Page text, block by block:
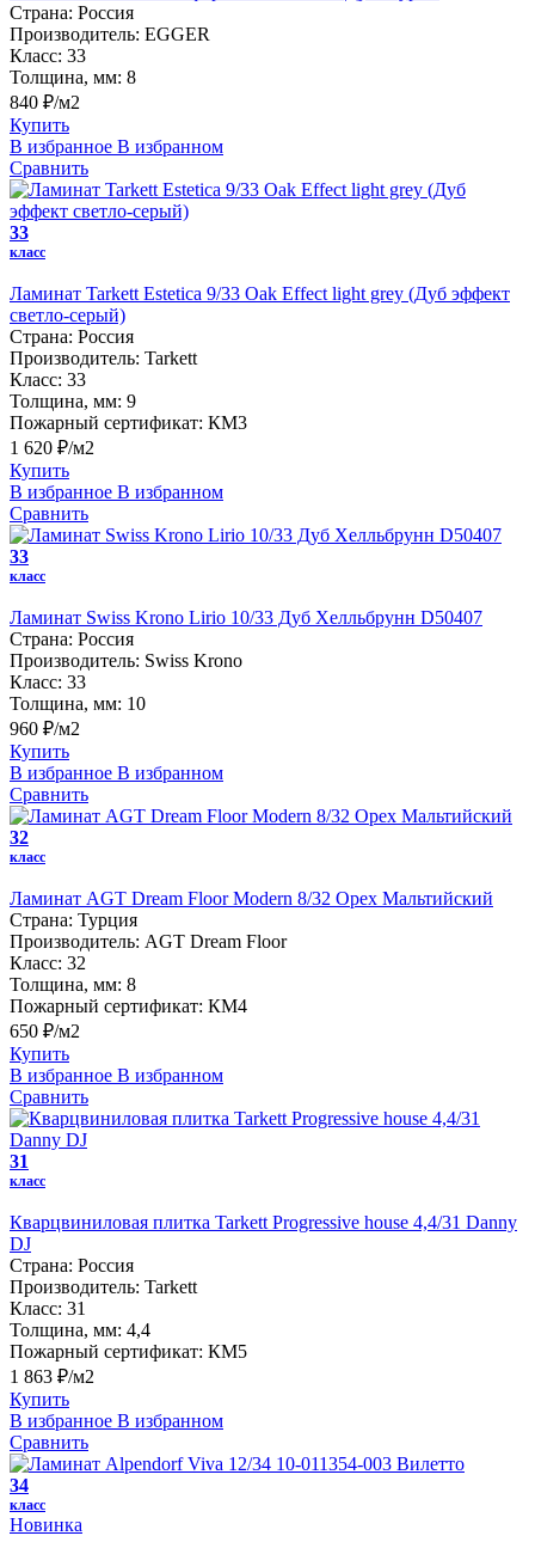
Страна: Россия
Производитель: EGGER
Класс: 33
Толщина, мм: 8
840 ₽/м2
Купить
В избранное В избранном
Сравнить
33
класс
Ламинат Tarkett Estetica 9/33 Oak Effect light grey (Дуб эффект
светло-серый)
Страна: Россия
Производитель: Tarkett
Класс: 33
Толщина, мм: 9
Пожарный сертификат: КМ3
1 620 ₽/м2
Купить
В избранное В избранном
Сравнить
33
класс
Ламинат Swiss Krono Lirio 10/33 Дуб Хелльбрунн D50407
Страна: Россия
Производитель: Swiss Krono
Класс: 33
Толщина, мм: 10
960 ₽/м2
Купить
В избранное В избранном
Сравнить
32
класс
Ламинат AGT Dream Floor Modern 8/32 Орех Мальтийский
Страна: Турция
Производитель: AGT Dream Floor
Класс: 32
Толщина, мм: 8
Пожарный сертификат: КМ4
650 ₽/м2
Купить
В избранное В избранном
Сравнить
31
класс
Кварцвиниловая плитка Tarkett Progressive house 4,4/31 Danny
DJ
Страна: Россия
Производитель: Tarkett
Класс: 31
Толщина, мм: 4,4
Пожарный сертификат: КМ5
1 863 ₽/м2
Купить
В избранное В избранном
Сравнить
34
класс
Новинка